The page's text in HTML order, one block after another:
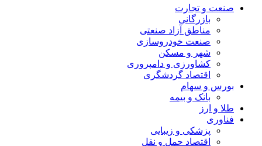
صنعت و تجارت
بازرگانی
مناطق آزاد صنعتی
صنعت خودروسازی
شهر و مسکن
کشاورزی و دامپروری
اقتصاد گردشگری
بورس و سهام
بانک و بیمه
طلا و ارز
فناوری
پزشکی و زیبایی
اقتصاد حمل و نقل